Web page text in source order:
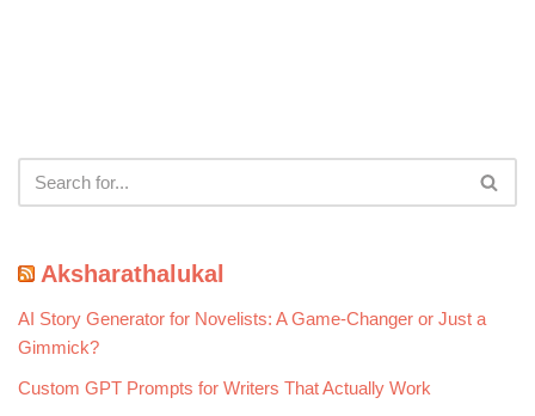
Aksharathalukal
AI Story Generator for Novelists: A Game-Changer or Just a
Gimmick?
Custom GPT Prompts for Writers That Actually Work